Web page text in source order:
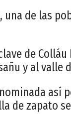
de las
de Colláu
y al valle
así
de zapato